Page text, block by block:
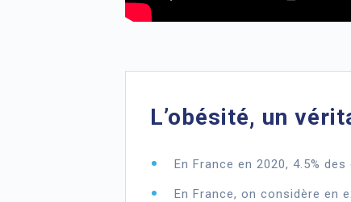
L’obésité, un
En France en 2020, 4.5%
En France, on considère en